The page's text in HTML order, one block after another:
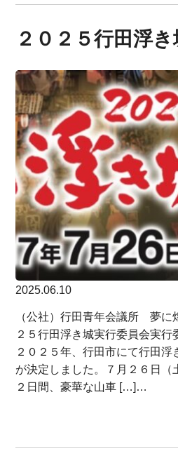
２０２５行田浮
2025.06.10
（公社）行田青年会議所 夢に
２５行田浮き城実行委員会実行
２０２５年、行田市にて行田浮
が決定しました。７月２６日（
２日間、豪華な山車 […]…